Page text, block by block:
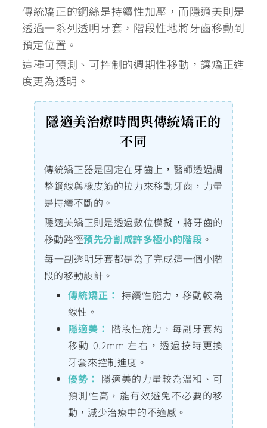
傳統矯正的鋼絲是持續性加壓，而隱適美則是
透過一系列透明牙套，階段性地將牙齒移動到
預定位置。
這種可預測、可控制的週期性移動，讓矯正進
度更為透明。
隱適美治療時間與傳統矯正的
不同
傳統矯正器是固定在牙齒上，醫師透過調
整鋼線與橡皮筋的拉力來移動牙齒，力量
是持續不斷的。
隱適美矯正則是透過數位模擬，將牙齒的
移動路徑預先分割成許多極小的階段 。
每一副透明牙套都是為了完成這一個小階
段的移動設計。
傳統矯正： 持續性施力，移動較為
線性。
隱適美： 階段性施力，每副牙套約
移動 0.2mm 左右，透過按時更換
牙套來控制進度。
優勢： 隱適美的力量較為溫和、可
預測性高，能有效避免不必要的移
動，減少治療中的不適感。